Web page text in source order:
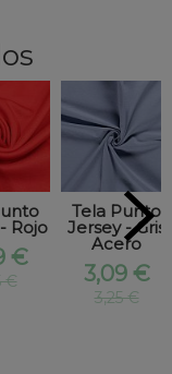
Rojo
€
€
Tela Punto
Jersey - Gris
Acero
3,09 €
3,25 €